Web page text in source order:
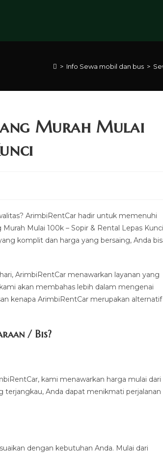
> Info Sewa mobil dan bus >
Murah Mulai
ArimbiRentCar hadir untuk memenuhi
Mulai 100k – Sopir & Rental Lepas
komplit dan harga yang bersaing, Anda
ArimbiRentCar menawarkan layanan yang
akan membahas lebih dalam mengenai
kenapa ArimbiRentCar merupakan alternatif
/ Bis?
kami menawarkan harga mulai dari
Anda dapat menikmati perjalanan
dengan kebutuhan Anda. Mulai dari